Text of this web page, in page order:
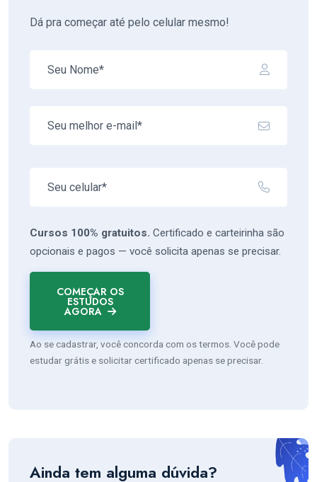
Dá pra começar até pelo celular mesmo!
Cursos 100% gratuitos. Certificado e carteirinha são
opcionais e pagos — você solicita apenas se precisar.
COMEÇAR OS
ESTUDOS
AGORA
Ao se cadastrar, você concorda com os termos. Você pode
estudar grátis e solicitar certificado apenas se precisar.
Ainda tem alguma dúvida?